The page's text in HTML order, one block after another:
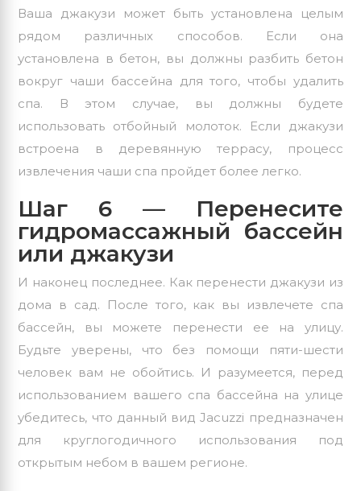
Ваша джакузи может быть установлена целым
рядом различных способов. Если она
установлена в бетон, вы должны разбить бетон
вокруг чаши бассейна для того, чтобы удалить
спа. В этом случае, вы должны будете
использовать отбойный молоток. Если джакузи
встроена в деревянную террасу, процесс
извлечения чаши спа пройдет более легко.
Шаг 6 — Перенесите
гидромассажный бассейн
или джакузи
И наконец последнее. Как перенести джакузи из
дома в сад. После того, как вы извлечете спа
бассейн, вы можете перенести ее на улицу.
Будьте уверены, что без помощи пяти-шести
человек вам не обойтись. И разумеется, перед
использованием вашего спа бассейна на улице
убедитесь, что данный вид Jacuzzi предназначен
для круглогодичного использования под
открытым небом в вашем регионе.